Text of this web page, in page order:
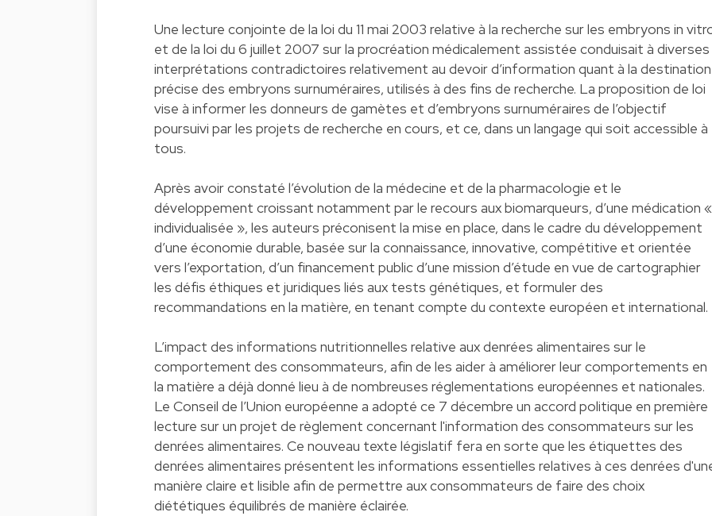
Une lecture conjointe de la loi du 11 mai 2003 relative à la recherche sur les embryons in
et de la loi du 6 juillet 2007 sur la procréation médicalement assistée conduisait à diverses
interprétations contradictoires relativement au devoir d’information quant à la destination
précise des embryons surnuméraires, utilisés à des fins de recherche. La proposition de loi
vise à informer les donneurs de gamètes et d’embryons surnuméraires de l’objectif
poursuivi par les projets de recherche en cours, et ce, dans un langage qui soit accessible à
tous.
Après avoir constaté l’évolution de la médecine et de la pharmacologie et le
développement croissant notamment par le recours aux biomarqueurs, d’une médication «
individualisée », les auteurs préconisent la mise en place, dans le cadre du développement
d’une économie durable, basée sur la connaissance, innovative, compétitive et orientée
vers l’exportation, d’un financement public d’une mission d’étude en vue de cartographier
les défis éthiques et juridiques liés aux tests génétiques, et formuler des
recommandations en la matière, en tenant compte du contexte européen et international.
L’impact des informations nutritionnelles relative aux denrées alimentaires sur le
comportement des consommateurs, afin de les aider à améliorer leur comportements en
la matière a déjà donné lieu à de nombreuses réglementations européennes et nationales.
Le Conseil de l’Union européenne a adopté ce 7 décembre un accord politique en première
lecture sur un projet de règlement concernant l'information des consommateurs sur les
denrées alimentaires. Ce nouveau texte législatif fera en sorte que les étiquettes des
denrées alimentaires présentent les informations essentielles relatives à ces denrées
manière claire et lisible afin de permettre aux consommateurs de faire des choix
diététiques équilibrés de manière éclairée.